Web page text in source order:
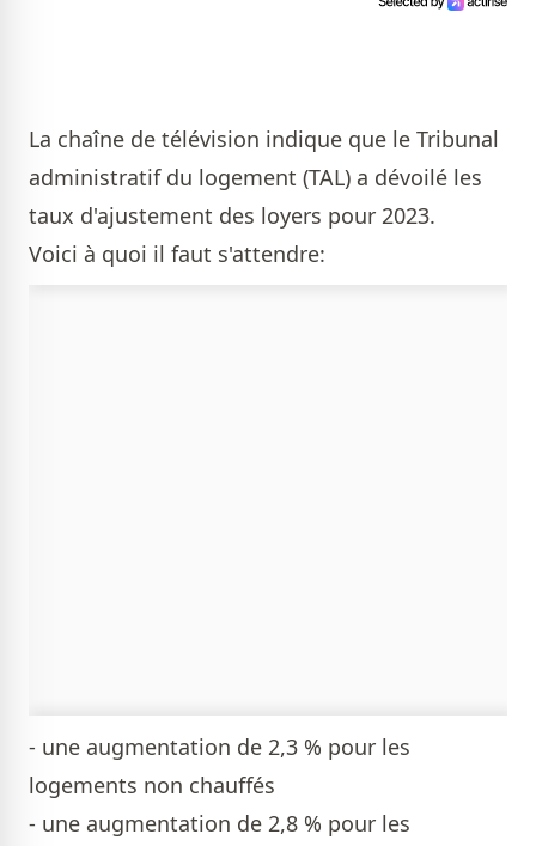
La chaîne de télévision indique que le Tribunal
administratif du logement (TAL) a dévoilé les
taux d'ajustement des loyers pour 2023.
Voici à quoi il faut s'attendre:
- une augmentation de 2,3 % pour les
logements non chauffés
- une augmentation de 2,8 % pour les